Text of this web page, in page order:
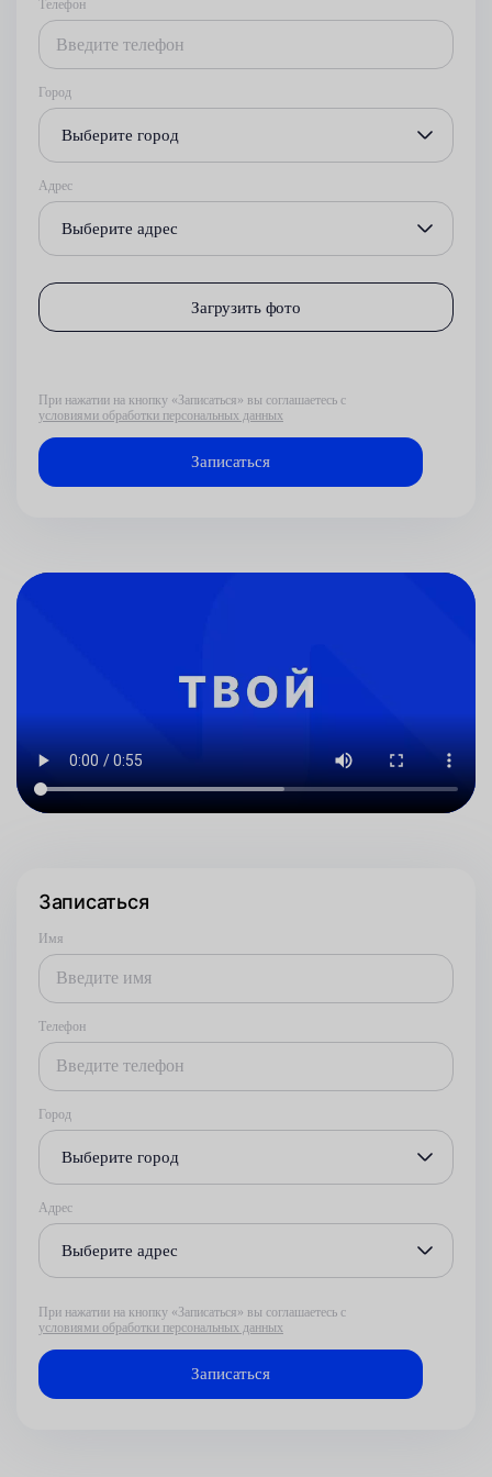
Телефон
Город
Выберите город
Адрес
Выберите адрес
Загрузить фото
При нажатии на кнопку «Записаться» вы соглашаетесь с
условиями обработки персональных данных
Записаться
Имя
Телефон
Город
Выберите город
Адрес
Выберите адрес
При нажатии на кнопку «Записаться» вы соглашаетесь с
условиями обработки персональных данных